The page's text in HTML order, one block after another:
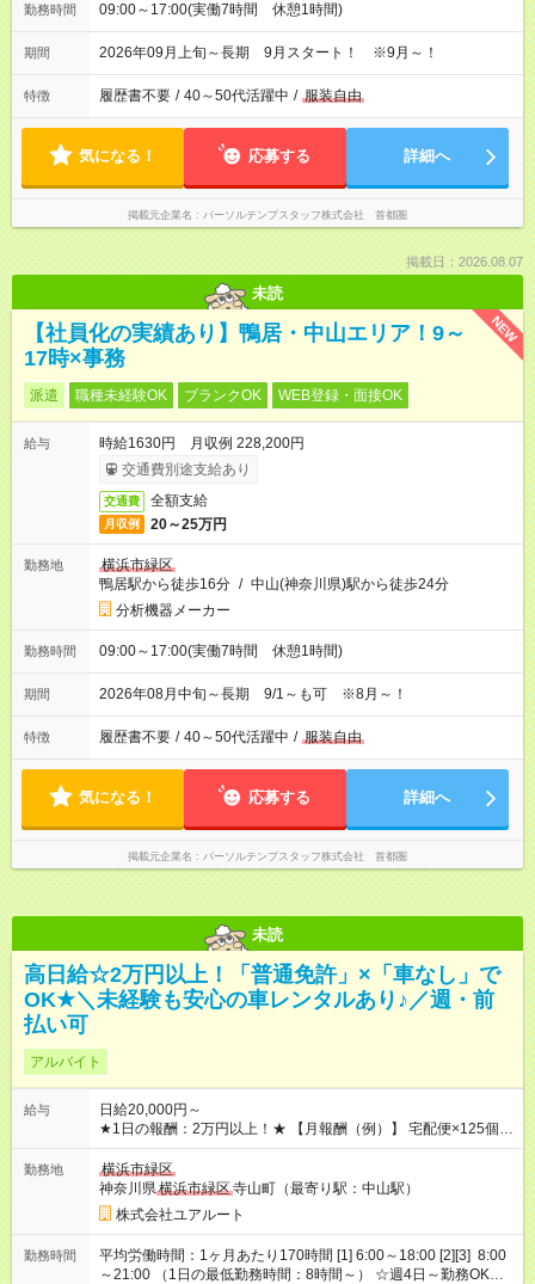
勤務時間 09:00～17:00(実働7時間 休憩1時間)
期間 2026年09月上旬～長期 9月スタート！ ※9月～！
特徴 履歴書不要 / 40～50代活躍中 / 服装自由
気になる！ 応募する 詳細へ
掲載元企業名 パーソルテンプスタッフ株式会社 首都圏
掲載日：2026.08.07
未読
NEW
【社員化の実績あり】鴨居・中山エリア！9～
17時×事務
派遣 職種未経験OK ブランクOK WEB登録・面接OK
給与
時給1630円 月収例 228,200円
交通費別途支給あり
交通費 全額支給
月収例 20～25万円
勤務地
横浜市緑区
鴨居駅から徒歩16分 / 中山(神奈川県)駅から徒歩24分
分析機器メーカー
勤務時間 09:00～17:00(実働7時間 休憩1時間)
期間 2026年08月中旬～長期 9/1～も可 ※8月～！
特徴 履歴書不要 / 40～50代活躍中 / 服装自由
気になる！ 応募する 詳細へ
掲載元企業名 パーソルテンプスタッフ株式会社 首都圏
未読
高日給☆2万円以上！「普通免許」×「車なし」で
OK★＼未経験も安心の車レンタルあり♪／週・前
払い可
アルバイト
給与
日給20,000円～
★1日の報酬：2万円以上！★ 【月報酬（例）】 宅配便×125個を
配送した場合 日給2万2500円×月24日稼働 ⇒月収54万円 【年間
報酬（例）】 想定年収：648万円以上 ☆前払い・週払いOK！
【試用期間】試用期間なし
勤務地
横浜市緑区
神奈川県横浜市緑区寺山町（最寄り駅：中山駅）
株式会社ユアルート
勤務時間
平均労働時間：1ヶ月あたり170時間 [1] 6:00～18:00 [2][3] 8:00
～21:00 （1日の最低勤務時間：8時間～） ☆週4日～勤務OK！